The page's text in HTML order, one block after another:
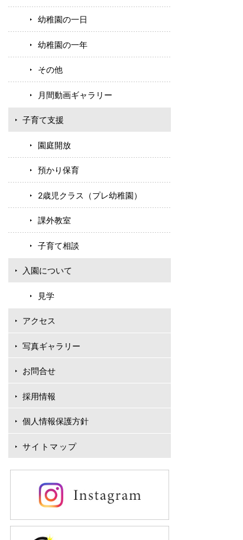
幼稚園の一日
幼稚園の一年
その他
月間動画ギャラリー
子育て支援
園庭開放
預かり保育
2歳児クラス（プレ幼稚園）
課外教室
子育て相談
入園について
見学
アクセス
写真ギャラリー
お問合せ
採用情報
個人情報保護方針
サイトマップ